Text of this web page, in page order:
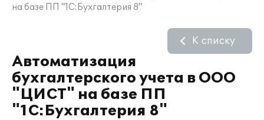
на базе ПП "1С:Бухгалтерия 8"
Автоматизация
бухгалтерского учета в ООО
"ЦИСТ" на базе ПП
"1С:Бухгалтерия 8"
К списку